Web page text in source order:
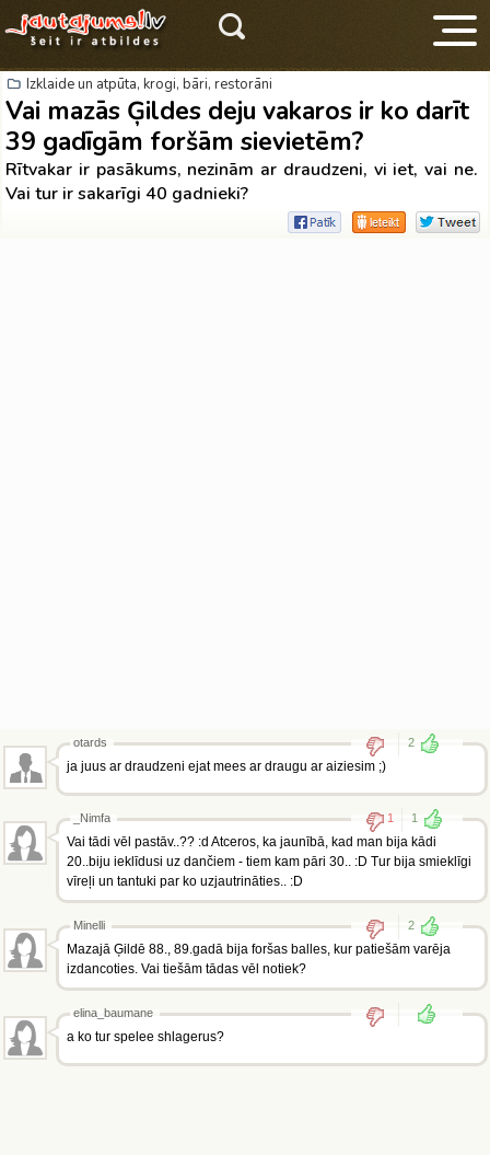
Izklaide un atpūta, krogi, bāri, restorāni
Vai mazās Ģildes deju vakaros ir ko darīt
39 gadīgām foršām sievietēm?
Rītvakar ir pasākums, nezinām ar draudzeni, vi iet, vai ne.
Vai tur ir sakarīgi 40 gadnieki?
otards 2
ja juus ar draudzeni ejat mees ar draugu ar aiziesim ;)
_Nimfa 1 1
Vai tādi vēl pastāv..?? :d Atceros, ka jaunībā, kad man bija kādi
20..biju ieklīdusi uz dančiem - tiem kam pāri 30.. :D Tur bija smieklīgi
vīreļi un tantuki par ko uzjautrināties.. :D
Minelli 2
Mazajā Ģildē 88., 89.gadā bija foršas balles, kur patiešām varēja
izdancoties. Vai tiešām tādas vēl notiek?
elina_baumane
a ko tur spelee shlagerus?